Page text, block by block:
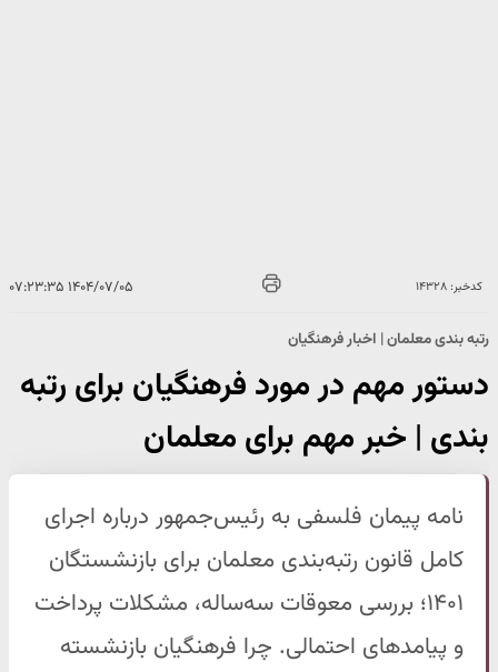
کدخبر: ۱۴۳۲۸ ۱۴۰۴/۰۷/۰۵ ۰۷:۲۳:۳۵
رتبه بندی معلمان | اخبار فرهنگیان
دستور مهم در مورد فرهنگیان برای رتبه
بندی | خبر مهم برای معلمان
نامه پیمان فلسفی به رئیس‌جمهور درباره اجرای
کامل قانون رتبه‌بندی معلمان برای بازنشستگان
۱۴۰۱؛ بررسی معوقات سه‌ساله، مشکلات پرداخت
و پیامدهای احتمالی. چرا فرهنگیان بازنشسته